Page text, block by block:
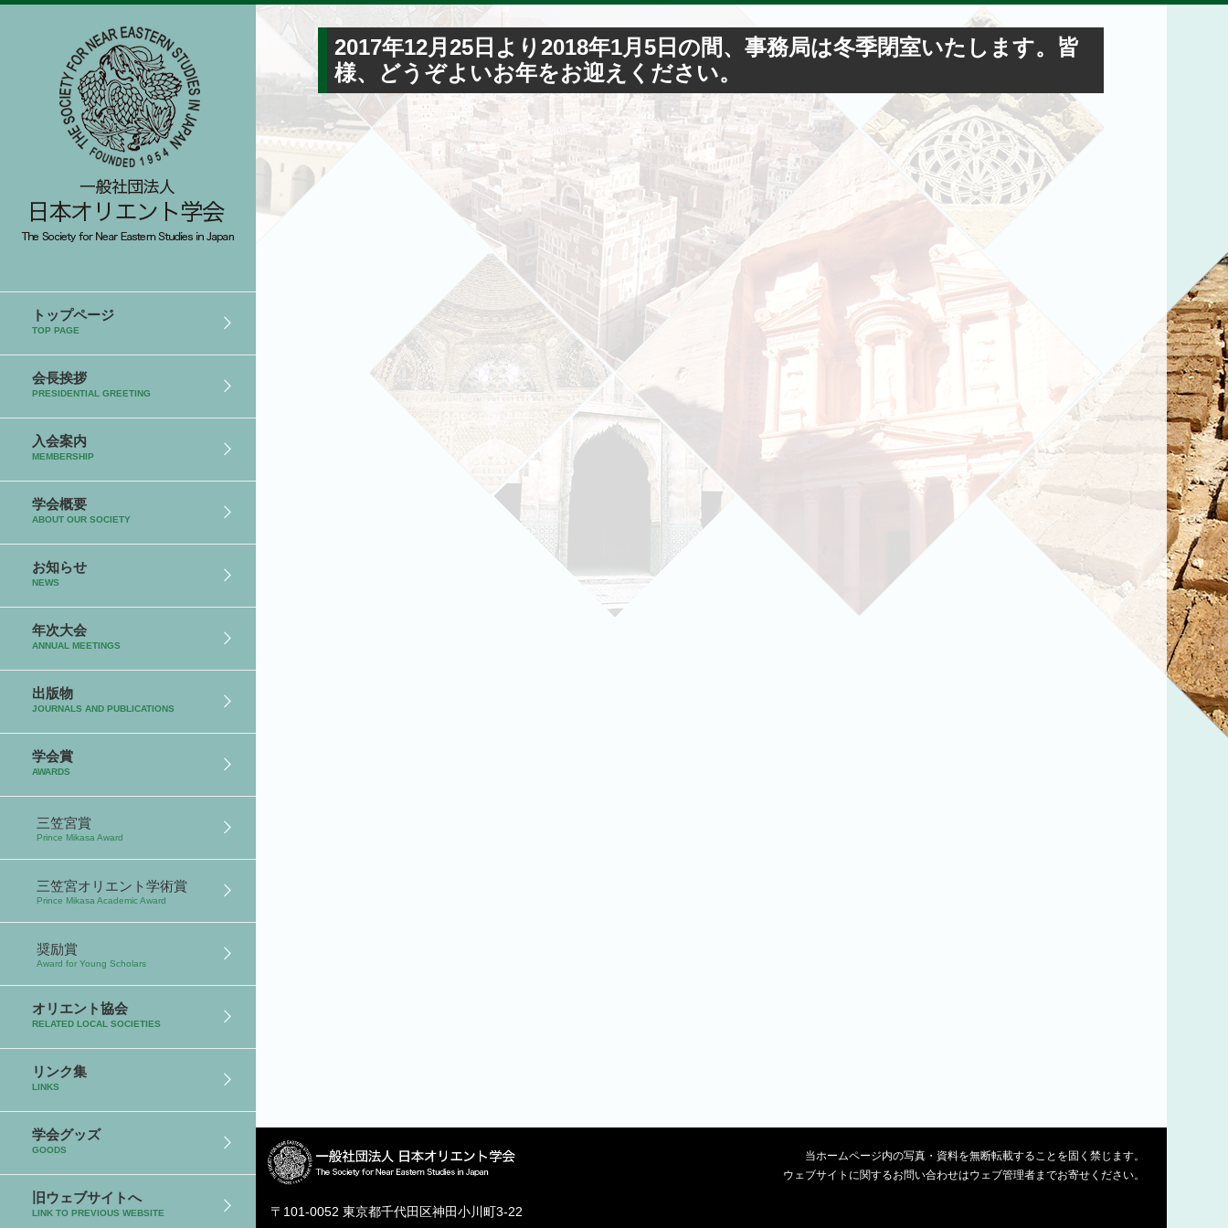
トップページ
TOP PAGE
会長挨拶
PRESIDENTIAL GREETING
入会案内
MEMBERSHIP
学会概要
ABOUT OUR SOCIETY
お知らせ
NEWS
年次大会
ANNUAL MEETINGS
出版物
JOURNALS AND PUBLICATIONS
学会賞
AWARDS
三笠宮賞
Prince Mikasa Award
三笠宮オリエント学術賞
Prince Mikasa Academic Award
奨励賞
Award for Young Scholars
オリエント協会
RELATED LOCAL SOCIETIES
リンク集
LINKS
学会グッズ
GOODS
旧ウェブサイトへ
LINK TO PREVIOUS WEBSITE
2017年12月25日より2018年1月5日の間、事務局は冬季閉室いたします。皆
様、どうぞよいお年をお迎えください。
〒101-0052 東京都千代田区神田小川町3-22
当ホームページ内の写真・資料を無断転載することを固く禁じます。
ウェブサイトに関するお問い合わせはウェブ管理者までお寄せください。